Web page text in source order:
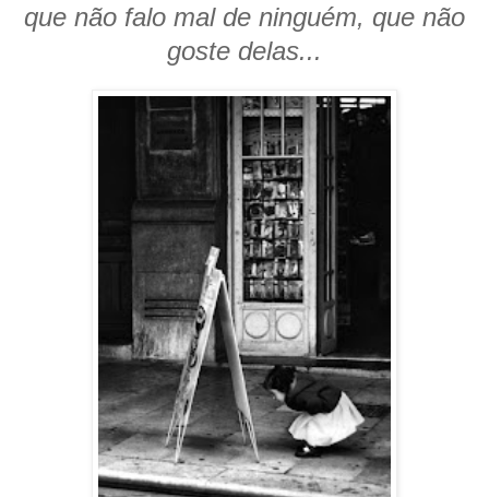
que não falo mal de ninguém, que não
goste delas...